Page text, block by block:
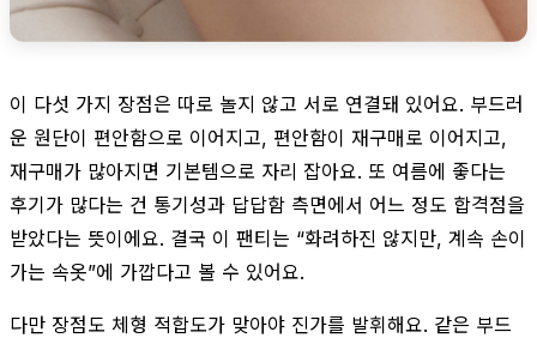
이 다섯 가지 장점은 따로 놀지 않고 서로 연결돼 있어요. 부드러
운 원단이 편안함으로 이어지고, 편안함이 재구매로 이어지고,
재구매가 많아지면 기본템으로 자리 잡아요. 또 여름에 좋다는
후기가 많다는 건 통기성과 답답함 측면에서 어느 정도 합격점을
받았다는 뜻이에요. 결국 이 팬티는 “화려하진 않지만, 계속 손이
가는 속옷”에 가깝다고 볼 수 있어요.
다만 장점도 체형 적합도가 맞아야 진가를 발휘해요. 같은 부드